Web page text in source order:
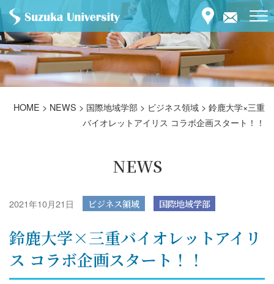
HOME > NEWS > 国際地域学部 > ビジネス領域 > 鈴鹿大学×三重
バイオレットアイリス コラボ企画スタート！！
NEWS
2021年10月21日 ビジネス領域 国際地域学部
鈴鹿大学×三重バイオレットアイリ
ス コラボ企画スタート！！